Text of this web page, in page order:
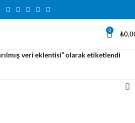
0 ₺
veri eklentisi” olarak etiketlendi